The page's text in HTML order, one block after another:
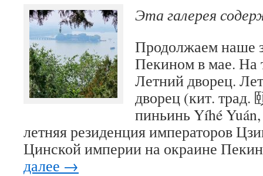
Эта галерея
Продолжаем наше
Пекином в мае. На
Летний дворец.
дворец (кит. трад.
пиньинь Yíhé
летняя резиденция императоров
Цинской империи на окраине
далее →